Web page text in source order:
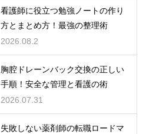
看護師に役立つ勉強ノートの作り
方とまとめ方！最強の整理術
2026.08.2
胸腔ドレーンバック交換の正しい
手順！安全な管理と看護の術
2026.07.31
失敗しない薬剤師の転職ロードマ